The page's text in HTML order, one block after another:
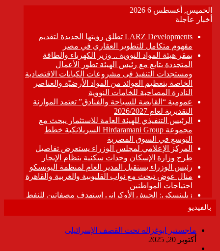
بالفيديو
ماجستير ابوغزاله تحت القصف الإسرائيلى
أكتوبر 20, 2025